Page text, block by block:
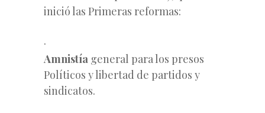
inició las Primeras reformas:
·
Amnistía general para los presos
Políticos y libertad de partidos y
sindicatos.